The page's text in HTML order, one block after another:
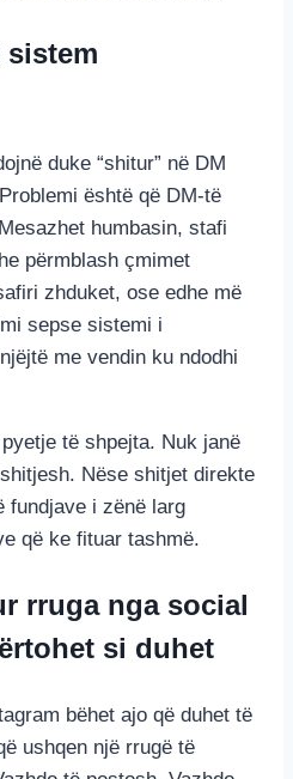
sistem
duke “shitur” në DM
është që DM-të
humbasin, stafi
përmblash çmimet
zhduket, ose edhe më
sepse sistemi i
me vendin ku ndodhi
të shpejta. Nuk janë
Nëse shitjet direkte
fundjave i zënë larg
që ke fituar tashmë.
rruga nga social
si duhet
bëhet ajo që duhet të
ushqen një rrugë të